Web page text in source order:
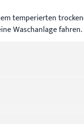
temperierten
Waschanlage fahren.